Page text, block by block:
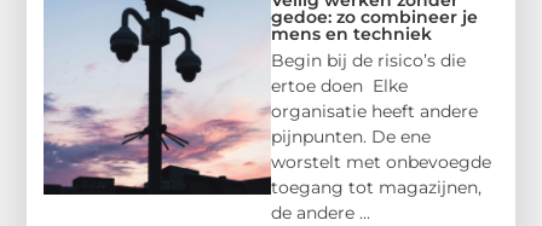
gedoe: zo combineer je
mens en techniek
Begin bij de risico’s die
ertoe doen Elke
organisatie heeft andere
pijnpunten. De ene
worstelt met onbevoegde
toegang tot magazijnen,
de andere ...